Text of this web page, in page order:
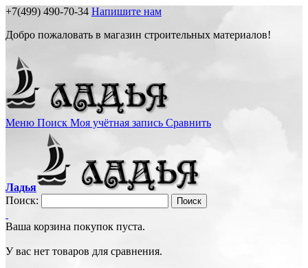
+7(499) 490-70-34 Напишите нам
Добро пожаловать в магазин строительных материалов!
Меню Поиск Моя учётная запись Сравнить
Ладья
Поиск:
Поиск
Ваша корзина покупок пуста.
У вас нет товаров для сравнения.